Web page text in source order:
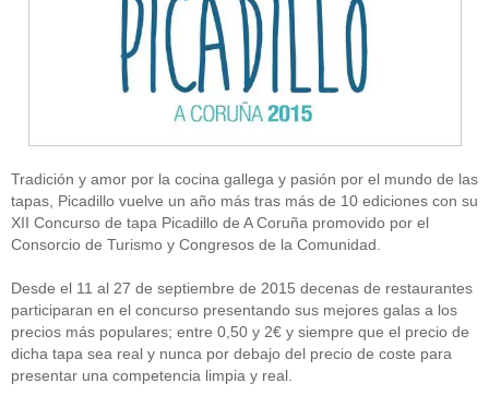
Tradición y amor por la cocina gallega y pasión por el mundo de las
tapas, Picadillo vuelve un año más tras más de 10 ediciones con su
XII Concurso de tapa Picadillo de A Coruña promovido por el
Consorcio de Turismo y Congresos de la Comunidad.
Desde el 11 al 27 de septiembre de 2015 decenas de restaurantes
participaran en el concurso presentando sus mejores galas a los
precios más populares; entre 0,50 y 2€ y siempre que el precio de
dicha tapa sea real y nunca por debajo del precio de coste para
presentar una competencia limpia y real.